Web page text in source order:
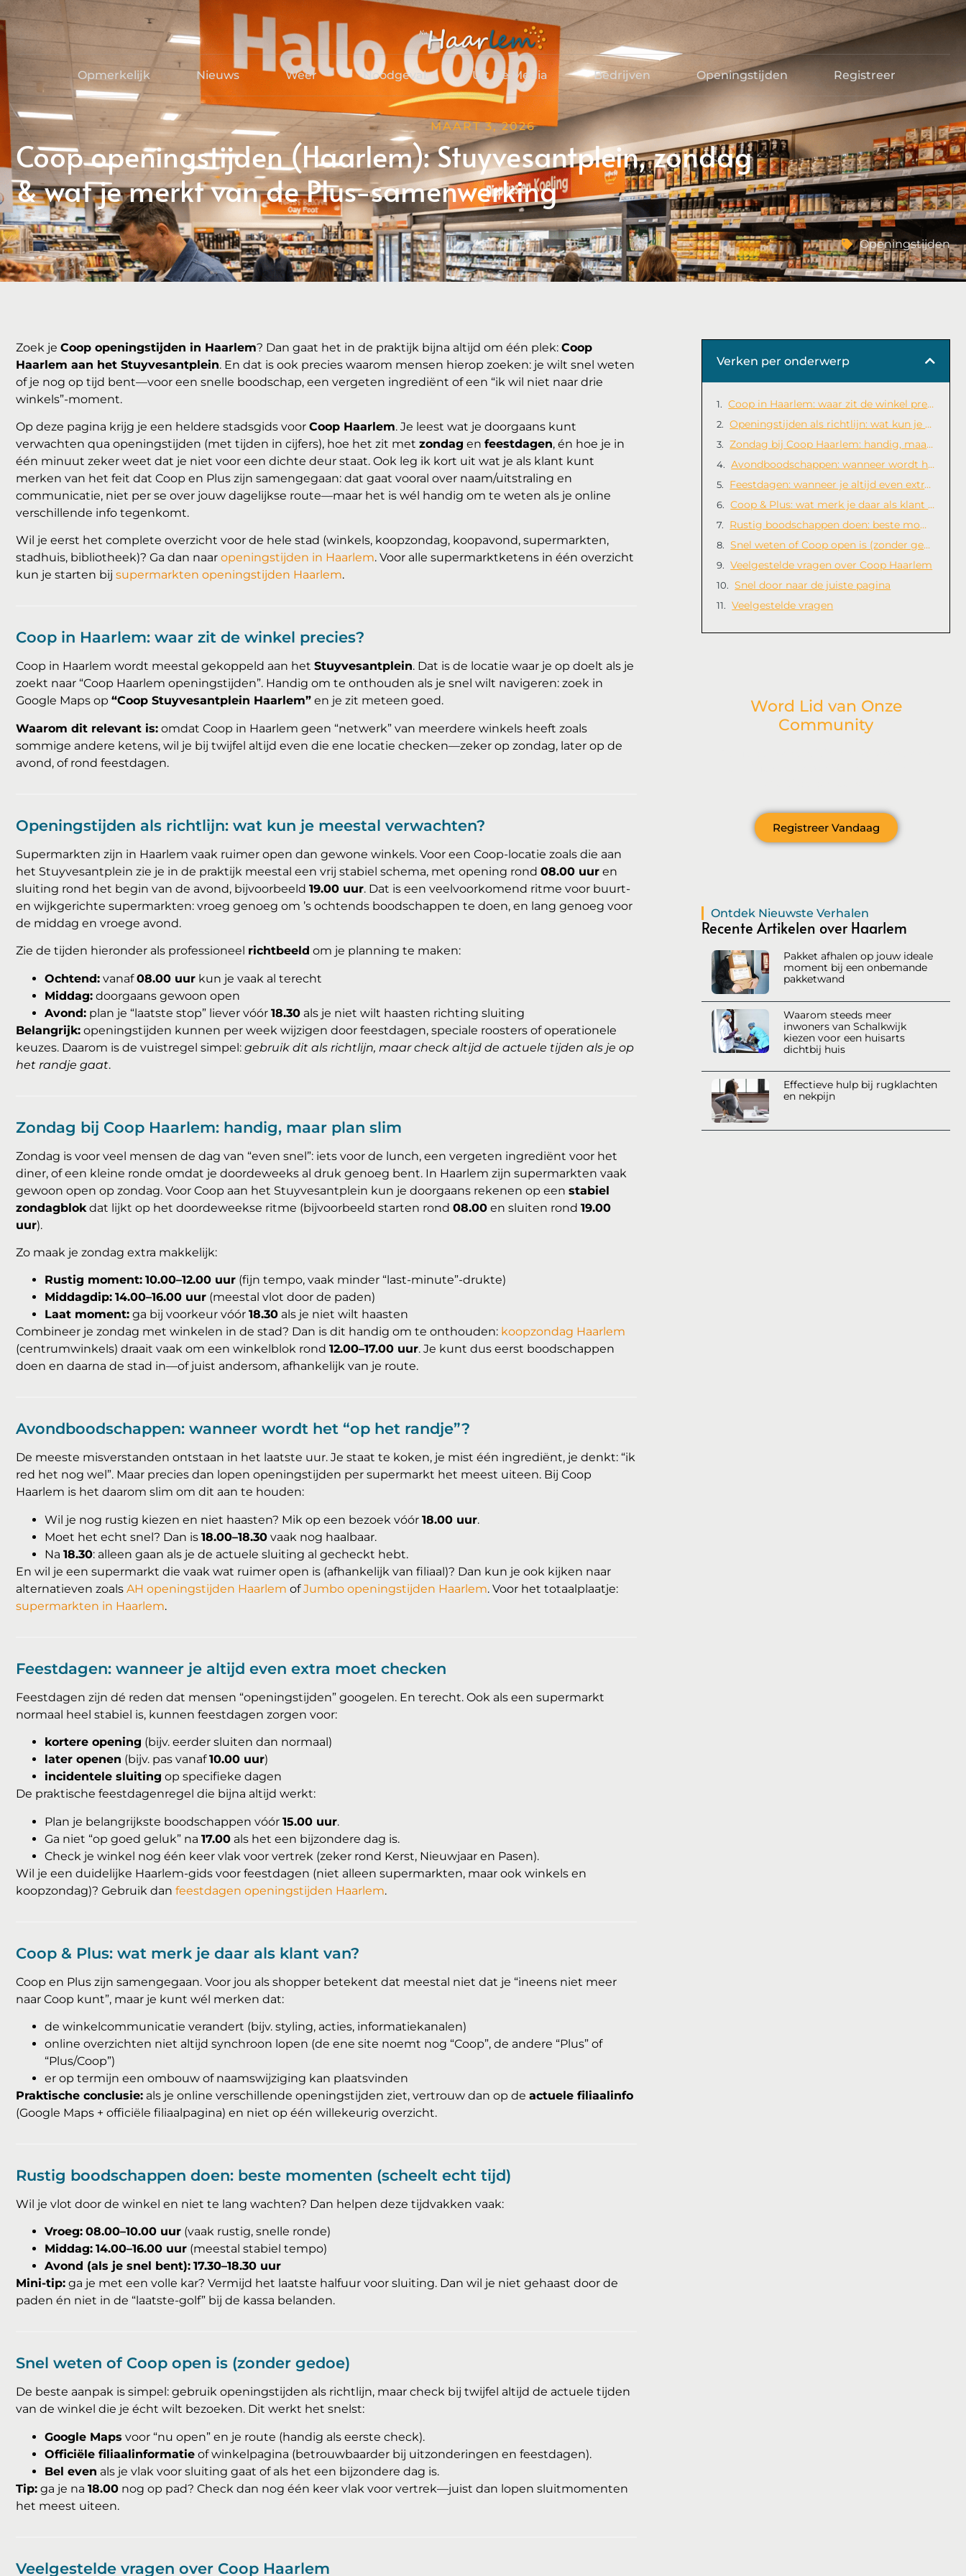
Opmerkelijk Nieuws Weer Noodgeval Uit De Media Bedrijven Openingstijden Registreer
MAART 3, 2026
Coop openingstijden (Haarlem): Stuyvesantplein, zondag
& wat je merkt van de Plus-samenwerking
Openingstijden
Zoek je Coop openingstijden in Haarlem? Dan gaat het in de praktijk bijna altijd om één plek: Coop
Haarlem aan het Stuyvesantplein. En dat is ook precies waarom mensen hierop zoeken: je wilt snel weten
of je nog op tijd bent—voor een snelle boodschap, een vergeten ingrediënt of een “ik wil niet naar drie
winkels”-moment.
Op deze pagina krijg je een heldere stadsgids voor Coop Haarlem. Je leest wat je doorgaans kunt
verwachten qua openingstijden (met tijden in cijfers), hoe het zit met zondag en feestdagen, én hoe je in
één minuut zeker weet dat je niet voor een dichte deur staat. Ook leg ik kort uit wat je als klant kunt
merken van het feit dat Coop en Plus zijn samengegaan: dat gaat vooral over naam/uitstraling en
communicatie, niet per se over jouw dagelijkse route—maar het is wél handig om te weten als je online
verschillende info tegenkomt.
Wil je eerst het complete overzicht voor de hele stad (winkels, koopzondag, koopavond, supermarkten,
stadhuis, bibliotheek)? Ga dan naar openingstijden in Haarlem. Voor alle supermarktketens in één overzicht
kun je starten bij supermarkten openingstijden Haarlem.
Coop in Haarlem: waar zit de winkel precies?
Coop in Haarlem wordt meestal gekoppeld aan het Stuyvesantplein. Dat is de locatie waar je op doelt als je
zoekt naar “Coop Haarlem openingstijden”. Handig om te onthouden als je snel wilt navigeren: zoek in
Google Maps op “Coop Stuyvesantplein Haarlem” en je zit meteen goed.
Waarom dit relevant is: omdat Coop in Haarlem geen “netwerk” van meerdere winkels heeft zoals
sommige andere ketens, wil je bij twijfel altijd even die ene locatie checken—zeker op zondag, later op de
avond, of rond feestdagen.
Openingstijden als richtlijn: wat kun je meestal verwachten?
Supermarkten zijn in Haarlem vaak ruimer open dan gewone winkels. Voor een Coop-locatie zoals die aan
het Stuyvesantplein zie je in de praktijk meestal een vrij stabiel schema, met opening rond 08.00 uur en
sluiting rond het begin van de avond, bijvoorbeeld 19.00 uur. Dat is een veelvoorkomend ritme voor buurt-
en wijkgerichte supermarkten: vroeg genoeg om ’s ochtends boodschappen te doen, en lang genoeg voor
de middag en vroege avond.
Zie de tijden hieronder als professioneel richtbeeld om je planning te maken:
Ochtend: vanaf08.00 uur kun je vaak al terecht
Middag: doorgaans gewoon open
Avond: plan je “laatste stop” liever vóór 18.30 als je niet wilt haasten richting sluiting
Belangrijk: openingstijden kunnen per week wijzigen door feestdagen, speciale roosters of operationele
keuzes. Daarom is de vuistregel simpel: gebruik dit als richtlijn, maar check altijd de actuele tijden als je op
het randje gaat.
Zondag bij Coop Haarlem: handig, maar plan slim
Zondag is voor veel mensen de dag van “even snel”: iets voor de lunch, een vergeten ingrediënt voor het
diner, of een kleine ronde omdat je doordeweeks al druk genoeg bent. In Haarlem zijn supermarkten vaak
gewoon open op zondag. Voor Coop aan het Stuyvesantplein kun je doorgaans rekenen op een stabiel
zondagblok dat lijkt op het doordeweekse ritme (bijvoorbeeld starten rond 08.00 en sluiten rond 19.00
uur).
Zo maak je zondag extra makkelijk:
Rustig moment: 10.00–12.00 uur (fijn tempo, vaak minder “last-minute”-drukte)
Middagdip: 14.00–16.00 uur (meestal vlot door de paden)
Laat moment: ga bij voorkeur vóór 18.30 als je niet wilt haasten
Combineer je zondag met winkelen in de stad? Dan is dit handig om te onthouden: koopzondag Haarlem
(centrumwinkels) draait vaak om een winkelblok rond 12.00–17.00 uur. Je kunt dus eerst boodschappen
doen en daarna de stad in—of juist andersom, afhankelijk van je route.
Avondboodschappen: wanneer wordt het “op het randje”?
De meeste misverstanden ontstaan in het laatste uur. Je staat te koken, je mist één ingrediënt, je denkt: “ik
red het nog wel”. Maar precies dan lopen openingstijden per supermarkt het meest uiteen. Bij Coop
Haarlem is het daarom slim om dit aan te houden:
Wil je nog rustig kiezen en niet haasten? Mik op een bezoek vóór 18.00 uur.
Moet het echt snel? Dan is 18.00–18.30 vaak nog haalbaar.
Na 18.30: alleen gaan als je de actuele sluiting al gecheckt hebt.
En wil je een supermarkt die vaak wat ruimer open is (afhankelijk van filiaal)? Dan kun je ook kijken naar
alternatieven zoals AH openingstijden Haarlem ofJumbo openingstijden Haarlem. Voor het totaalplaatje:
supermarkten in Haarlem.
Feestdagen: wanneer je altijd even extra moet checken
Feestdagen zijn dé reden dat mensen “openingstijden” googelen. En terecht. Ook als een supermarkt
normaal heel stabiel is, kunnen feestdagen zorgen voor:
kortere opening (bijv. eerder sluiten dan normaal)
later openen (bijv. pas vanaf10.00 uur)
incidentele sluiting op specifieke dagen
De praktische feestdagenregel die bijna altijd werkt:
Plan je belangrijkste boodschappen vóór 15.00 uur.
Ga niet “op goed geluk” na 17.00 als het een bijzondere dag is.
Check je winkel nog één keer vlak voor vertrek (zeker rond Kerst, Nieuwjaar en Pasen).
Wil je een duidelijke Haarlem-gids voor feestdagen (niet alleen supermarkten, maar ook winkels en
koopzondag)? Gebruik dan feestdagen openingstijden Haarlem.
Coop & Plus: wat merk je daar als klant van?
Coop en Plus zijn samengegaan. Voor jou als shopper betekent dat meestal niet dat je “ineens niet meer
naar Coop kunt”, maar je kunt wél merken dat:
de winkelcommunicatie verandert (bijv. styling, acties, informatiekanalen)
online overzichten niet altijd synchroon lopen (de ene site noemt nog “Coop”, de andere “Plus” of
“Plus/Coop”)
er op termijn een ombouw of naamswijziging kan plaatsvinden
Praktische conclusie: als je online verschillende openingstijden ziet, vertrouw dan op de actuele filiaalinfo
(Google Maps + officiële filiaalpagina) en niet op één willekeurig overzicht.
Rustig boodschappen doen: beste momenten (scheelt echt tijd)
Wil je vlot door de winkel en niet te lang wachten? Dan helpen deze tijdvakken vaak:
Vroeg: 08.00–10.00 uur (vaak rustig, snelle ronde)
Middag: 14.00–16.00 uur (meestal stabiel tempo)
Avond (als je snel bent): 17.30–18.30 uur
Mini-tip: ga je met een volle kar? Vermijd het laatste halfuur voor sluiting. Dan wil je niet gehaast door de
paden én niet in de “laatste-golf” bij de kassa belanden.
Snel weten of Coop open is (zonder gedoe)
De beste aanpak is simpel: gebruik openingstijden als richtlijn, maar check bij twijfel altijd de actuele tijden
van de winkel die je écht wilt bezoeken. Dit werkt het snelst:
Google Maps voor “nu open” en je route (handig als eerste check).
Officiële filiaalinformatie of winkelpagina (betrouwbaarder bij uitzonderingen en feestdagen).
Bel even als je vlak voor sluiting gaat of als het een bijzondere dag is.
Tip: ga je na 18.00 nog op pad? Check dan nog één keer vlak voor vertrek—juist dan lopen sluitmomenten
het meest uiteen.
Veelgestelde vragen over Coop Haarlem
Verken per onderwerp
Coop in Haarlem: waar zit de winkel precies?
Openingstijden als richtlijn: wat kun je meestal verwachten?
Zondag bij Coop Haarlem: handig, maar plan slim
Avondboodschappen: wanneer wordt het “op het randje”?
Feestdagen: wanneer je altijd even extra moet checken
Coop & Plus: wat merk je daar als klant van?
Rustig boodschappen doen: beste momenten (scheelt echt tijd)
Snel weten of Coop open is (zonder gedoe)
Veelgestelde vragen over Coop Haarlem
Snel door naar de juiste pagina
Veelgestelde vragen
Word Lid van Onze
Community
Registreer Vandaag
Ontdek Nieuwste Verhalen
Recente Artikelen over Haarlem
Pakket afhalen op jouw ideale
moment bij een onbemande
pakketwand
Waarom steeds meer
inwoners van Schalkwijk
kiezen voor een huisarts
dichtbij huis
Effectieve hulp bij rugklachten
en nekpijn